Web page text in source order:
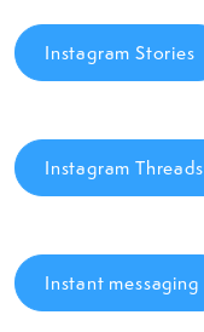
Instagram Stories
Instagram Threads
Instant messaging